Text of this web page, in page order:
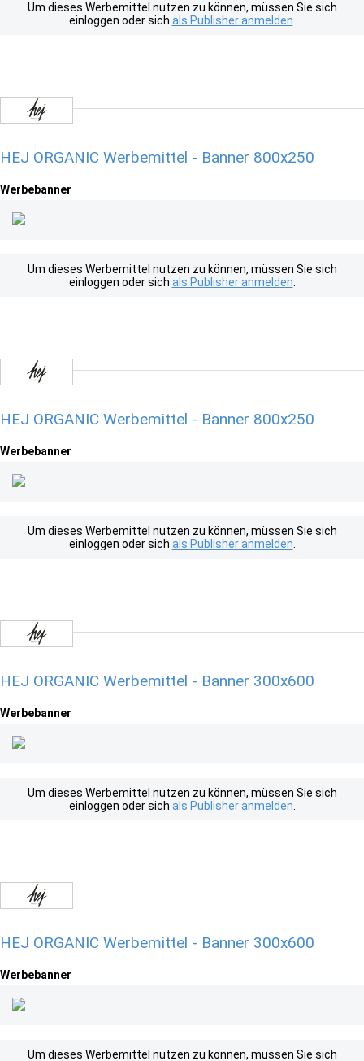
Um dieses Werbemittel nutzen zu können, müssen Sie sich
einloggen oder sich als Publisher anmelden
HEJ ORGANIC Werbemittel - Banner 800x250
Werbebanner
Um dieses Werbemittel nutzen zu können, müssen Sie sich
einloggen oder sich als Publisher anmelden
HEJ ORGANIC Werbemittel - Banner 800x250
Werbebanner
Um dieses Werbemittel nutzen zu können, müssen Sie sich
einloggen oder sich als Publisher anmelden
HEJ ORGANIC Werbemittel - Banner 300x600
Werbebanner
Um dieses Werbemittel nutzen zu können, müssen Sie sich
einloggen oder sich als Publisher anmelden
HEJ ORGANIC Werbemittel - Banner 300x600
Werbebanner
Um dieses Werbemittel nutzen zu können, müssen Sie sich